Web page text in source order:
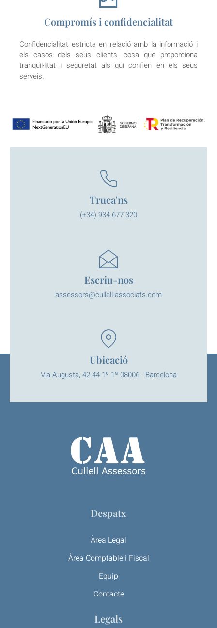
Compromís i confidencialitat
Confidencialitat estricta en relació amb la informació i
els casos dels seus clients, cosa que proporciona
tranquil·litat i seguretat als qui confien en els seus
serveis.
Truca'ns
(+34) 934 677 320
Escriu-nos
assessors@cullell-associats.com
Ubicació
Via Augusta, 42-44 1º 1ª 08006 - Barcelona
Despatx
Àrea Legal
Àrea Comptable i Fiscal
Equip
Contacte
Legals